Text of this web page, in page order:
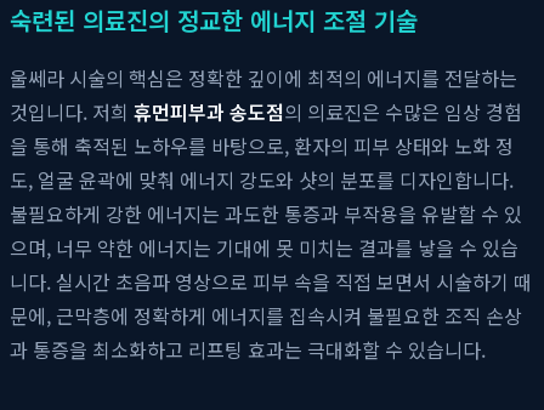
숙련된 의료진의 정교한 에너지 조절 기술
울쎄라 시술의 핵심은 정확한 깊이에 최적의 에너지를 전달하는
것입니다. 저희 휴먼피부과 송도점의 의료진은 수많은 임상 경험
을 통해 축적된 노하우를 바탕으로, 환자의 피부 상태와 노화 정
도, 얼굴 윤곽에 맞춰 에너지 강도와 샷의 분포를 디자인합니다.
불필요하게 강한 에너지는 과도한 통증과 부작용을 유발할 수 있
으며, 너무 약한 에너지는 기대에 못 미치는 결과를 낳을 수 있습
니다. 실시간 초음파 영상으로 피부 속을 직접 보면서 시술하기 때
문에, 근막층에 정확하게 에너지를 집속시켜 불필요한 조직 손상
과 통증을 최소화하고 리프팅 효과는 극대화할 수 있습니다.